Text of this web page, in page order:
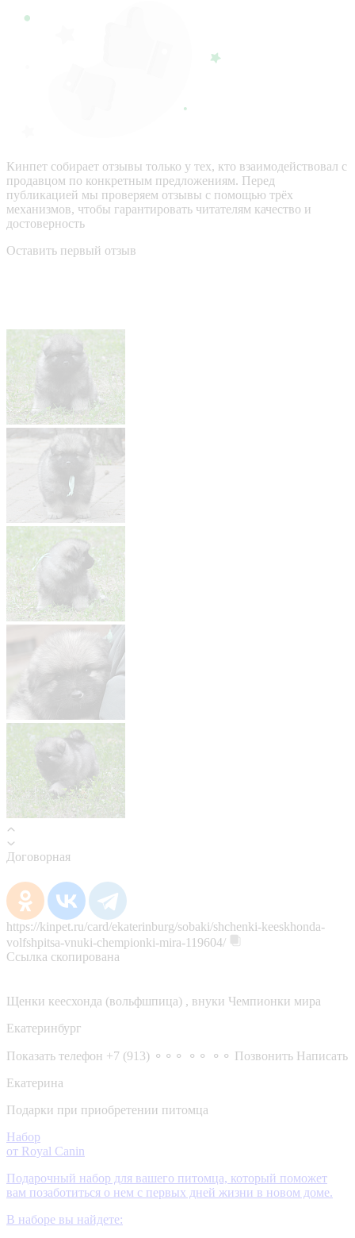
Кинпет собирает отзывы только у тех, кто взаимодействовал с
продавцом по конкретным предложениям. Перед
публикацией мы проверяем отзывы с помощью трёх
механизмов, чтобы гарантировать читателям качество и
достоверность
Оставить первый отзыв
Договорная
https://kinpet.ru/card/ekaterinburg/sobaki/shchenki-keeskhonda-
volfshpitsa-vnuki-chempionki-mira-119604/
Ссылка скопирована
Щенки кеесхонда (вольфшпица) , внуки Чемпионки мира
Екатеринбург
Показать телефон +7 (913) ⚬⚬⚬ ⚬⚬ ⚬⚬ Позвонить Написать
Екатерина
Подарки при приобретении питомца
Набор
от Royal Canin
Подарочный набор для вашего питомца, который поможет
вам позаботиться о нем с первых дней жизни в новом доме.
В наборе вы найдете: